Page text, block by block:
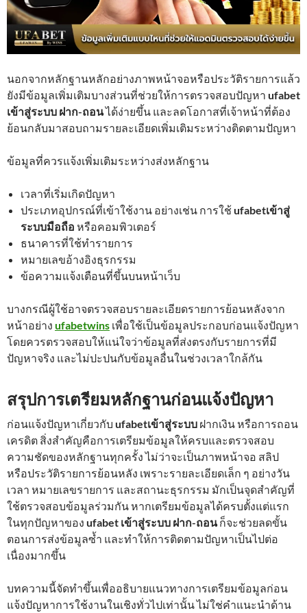
นอกจากหลักฐานหลักอย่างภาพหน้าจอหรือประวัติรายการแล้ว
ยังมีข้อมูลเพิ่มเติมบางส่วนที่ช่วยให้การตรวจสอบปัญหา ufabet
เข้าสู่ระบบ ฝาก-ถอนได้ง่ายขึ้น และลดโอกาสที่เจ้าหน้าที่ต้อง
ย้อนกลับมาสอบถามรายละเอียดเพิ่มเติมระหว่างติดตามปัญหา
ข้อมูลที่ควรแจ้งเพิ่มเติมระหว่างส่งหลักฐาน
เวลาที่เริ่มเกิดปัญหา
ประเภทอุปกรณ์ที่เข้าใช้งาน อย่างเช่น การใช้ufabetเข้าสู่
ระบบมือถือ หรือคอมพิวเตอร์
ธนาคารที่ใช้ทำรายการ
หมายเลขอ้างอิงธุรกรรม
ข้อความแจ้งเตือนที่ขึ้นบนหน้าเว็บ
บางกรณีผู้ใช้อาจตรวจสอบรายละเอียดรายการย้อนหลังจาก
หน้าอย่าง ufabetwins เพื่อใช้เป็นข้อมูลประกอบก่อนแจ้งปัญหา
โดยควรตรวจสอบให้แน่ใจว่าข้อมูลที่ส่งตรงกับรายการที่มี
ปัญหาจริง และไม่ปะปนกับข้อมูลอื่นในช่วงเวลาใกล้กัน
สรุปการเตรียมหลักฐานก่อนแจ้งปัญหา
ก่อนแจ้งปัญหาเกี่ยวกับ ufabetเข้าสู่ระบบ ฝากเงิน หรือการถอน
เครดิต สิ่งสำคัญคือการเตรียมข้อมูลให้ครบและตรวจสอบ
ความชัดของหลักฐานทุกครั้ง ไม่ว่าจะเป็นภาพหน้าจอ สลิป
หรือประวัติรายการย้อนหลัง เพราะรายละเอียดเล็ก ๆ อย่างวัน
เวลา หมายเลขรายการ และสถานะธุรกรรม มักเป็นจุดสำคัญที่
ใช้ตรวจสอบข้อมูลร่วมกัน หากเตรียมข้อมูลได้ครบตั้งแต่แรก
ในทุกปัญหาของ ufabet เข้าสู่ระบบ ฝาก-ถอนก็จะช่วยลดขั้น
ตอนการส่งข้อมูลซ้ำ และทำให้การติดตามปัญหาเป็นไปต่อ
เนื่องมากขึ้น
บทความนี้จัดทำขึ้นเพื่ออธิบายแนวทางการเตรียมข้อมูลก่อน
แจ้งปัญหาการใช้งานในเชิงทั่วไปเท่านั้น ไม่ใช่คำแนะนำด้าน